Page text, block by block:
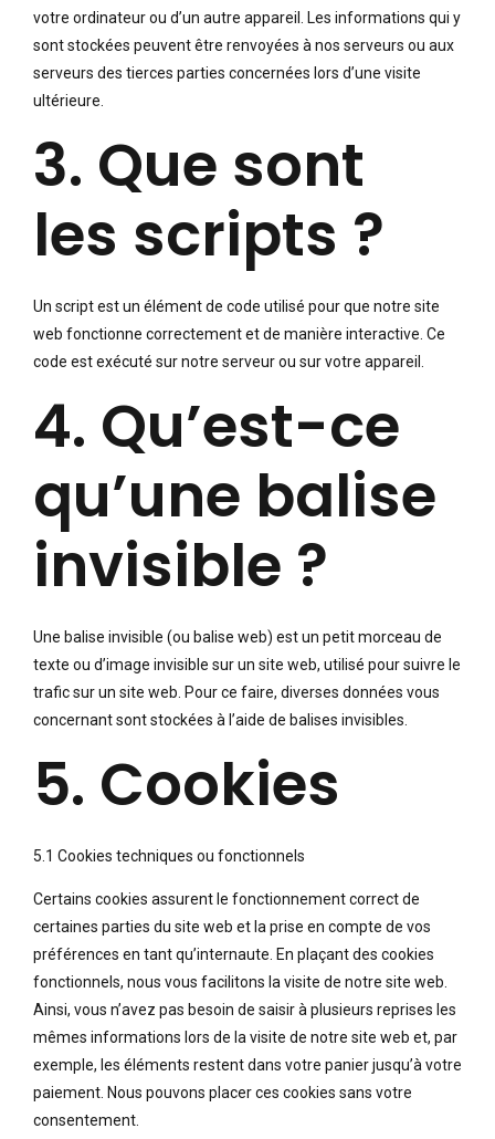
votre ordinateur ou d’un autre appareil. Les informations qui y
sont stockées peuvent être renvoyées à nos serveurs ou aux
serveurs des tierces parties concernées lors d’une visite
ultérieure.
3. Que sont
les scripts ?
Un script est un élément de code utilisé pour que notre site
web fonctionne correctement et de manière interactive. Ce
code est exécuté sur notre serveur ou sur votre appareil.
4. Qu’est-ce
qu’une balise
invisible ?
Une balise invisible (ou balise web) est un petit morceau de
texte ou d’image invisible sur un site web, utilisé pour suivre le
trafic sur un site web. Pour ce faire, diverses données vous
concernant sont stockées à l’aide de balises invisibles.
5. Cookies
5.1 Cookies techniques ou fonctionnels
Certains cookies assurent le fonctionnement correct de
certaines parties du site web et la prise en compte de vos
préférences en tant qu’internaute. En plaçant des cookies
fonctionnels, nous vous facilitons la visite de notre site web.
Ainsi, vous n’avez pas besoin de saisir à plusieurs reprises les
mêmes informations lors de la visite de notre site web et, par
exemple, les éléments restent dans votre panier jusqu’à votre
paiement. Nous pouvons placer ces cookies sans votre
consentement.